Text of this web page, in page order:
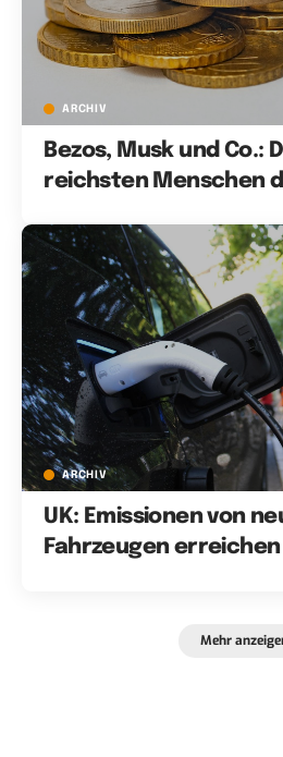
ARCHIV
Bezos, Musk und Co.:
reichsten Menschen
ARCHIV
UK: Emissionen von
Fahrzeugen
Mehr